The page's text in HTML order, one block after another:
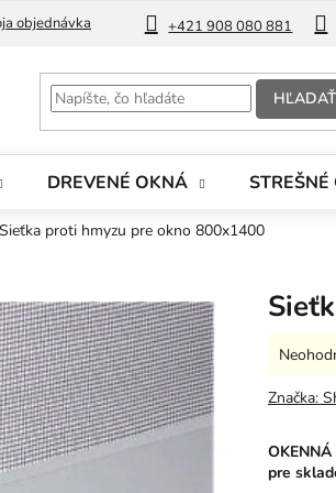
+421 908 080 881
objednávka Blog
HĽADAŤ
DREVENÉ OKNÁ
Sieťka proti hmyzu pre okno 800x1400
pre
z
5
Značka: